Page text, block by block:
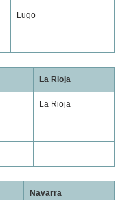
Lugo
La Rioja
La Rioja
Navarra